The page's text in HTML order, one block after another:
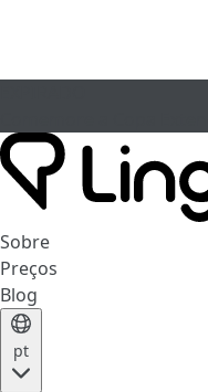
Sobre
Preços
Blog
pt